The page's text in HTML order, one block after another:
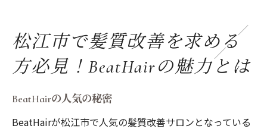
BeatHairの予約方法とアクセス
オーガニック素材で髪質改善！松江市のサロン
オーガニック素材とは？髪質改善に最適な
理由
松江市で髪質改善を求める
方必見！BeatHairの魅力とは
BeatHairの人気の秘密
BeatHairが松江市で人気の髪質改善サロンとなっている